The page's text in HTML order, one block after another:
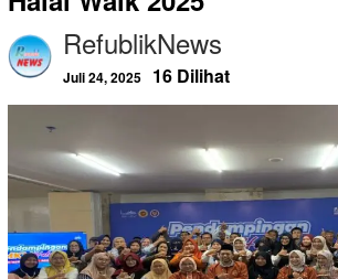
RefublikNews
Juli 24, 2025 16 Dilihat